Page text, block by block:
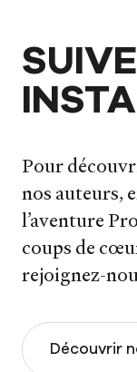
Pour
nos auteurs,
l’aventure
coups de
rejoignez-
Découvrir